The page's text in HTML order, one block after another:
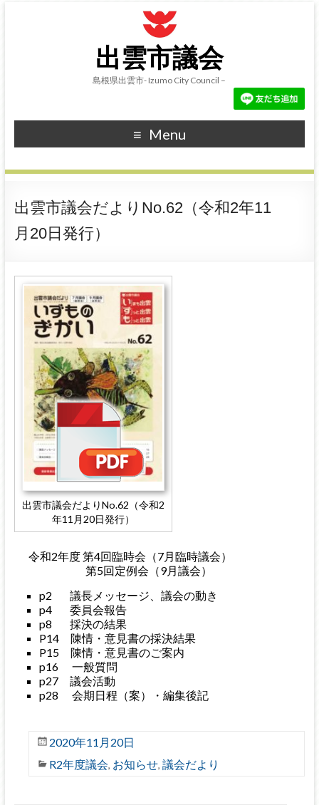
出雲市議会
島根県出雲市- Izumo City Council –
Menu
出雲市議会だよりNo.62（令和2年11
月20日発行）
出雲市議会だよりNo.62（令和2
年11月20日発行）
令和2年度 第4回臨時会（7月臨時議会）
第5回定例会（9月議会）
p2 議長メッセージ、議会の動き
p4 委員会報告
p8 採決の結果
P14 陳情・意見書の採決結果
P15 陳情・意見書のご案内
p16 一般質問
p27 議会活動
p28 会期日程（案）・編集後記
2020年11月20日
R2年度議会, お知らせ, 議会だより